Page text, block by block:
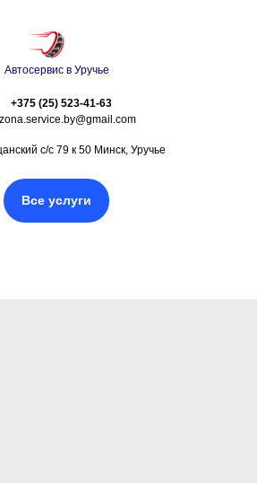
Автосервис в Уручье
+375 (25) 523-41-63
с/с 79 к 50 Минск, Уручье
Все услуги